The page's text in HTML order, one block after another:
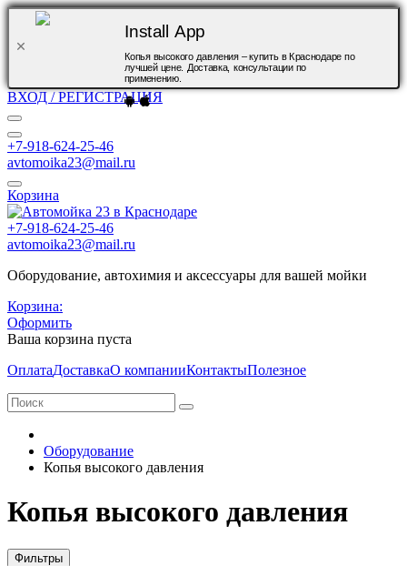
Install App
Копья высокого давления – купить в Краснодаре по
лучшей цене. Доставка, консультации по
применению.
ВХОД / РЕГИСТРАЦИЯ
+7-918-624-25-46
avtomoika23@mail.ru
Корзина
+7-918-624-25-46
avtomoika23@mail.ru
Оборудование, автохимия и аксессуары для вашей мойки
Корзина:
Оформить
Ваша корзина пуста
ОплатаДоставкаО компанииКонтактыПолезное
Оборудование
Копья высокого давления
Копья высокого давления
Фильтры